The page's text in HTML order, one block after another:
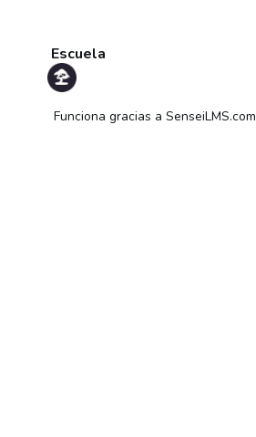
Escuela
Funciona gracias a SenseiLMS.com